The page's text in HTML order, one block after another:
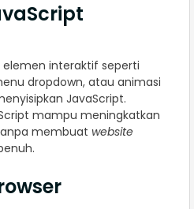
interaktif seperti
dropdown, atau animasi
JavaScript.
mampu meningkatkan
membuat website